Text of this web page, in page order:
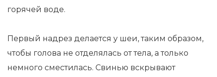
горячей воде.
Первый надрез делается у шеи, таким образом,
чтобы голова не отделялась от тела, а только
немного сместилась. Свинью вскрывают